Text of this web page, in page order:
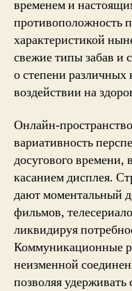
временем и
противоположность
характеристикой
свежие типы забав и
о степени различных
воздействии на
Онлайн-
вариативность
досугового
касанием дисплея.
дают моментальный
фильмов,
ликвидируя
Коммуникационные
неизменной
позволяя удерживать